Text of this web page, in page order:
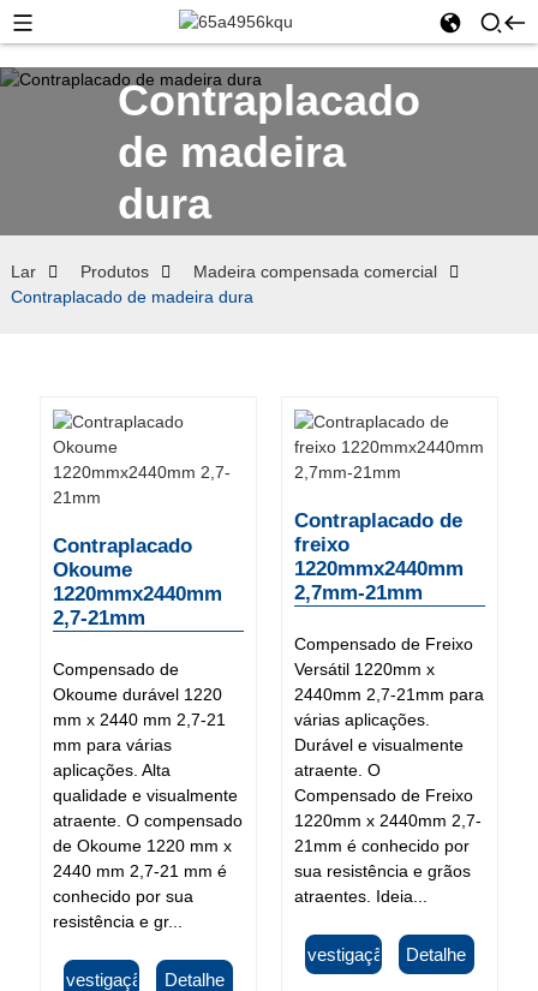
Contraplacado
de madeira
dura
Lar Produtos
Madeira compensada comercial
Contraplacado de madeira dura
Contraplacado
Okoume
1220mmx2440mm
2,7-21mm
Compensado de
Okoume durável 1220
mm x 2440 mm 2,7-21
mm para várias
aplicações. Alta
qualidade e visualmente
atraente. O compensado
de Okoume 1220 mm x
2440 mm 2,7-21 mm é
conhecido por sua
resistência e gr...
Investigação Detalhe
Contraplacado de
freixo
1220mmx2440mm
2,7mm-21mm
Compensado de Freixo
Versátil 1220mm x
2440mm 2,7-21mm para
várias aplicações.
Durável e visualmente
atraente. O
Compensado de Freixo
1220mm x 2440mm 2,7-
21mm é conhecido por
sua resistência e grãos
atraentes. Ideia...
Investigação Detalhe